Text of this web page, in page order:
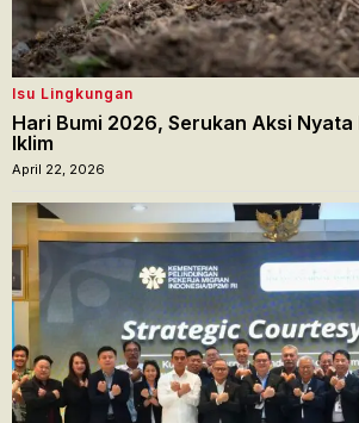
Isu Lingkungan
Hari Bumi 2026, Serukan Aksi Nyata
Iklim
April 22, 2026